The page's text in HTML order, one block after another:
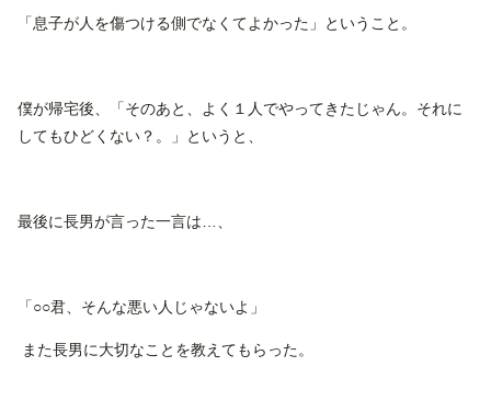
「息子が人を傷つける側でなくてよかった」ということ。
僕が帰宅後、「そのあと、よく１人でやってきたじゃん。それに
してもひどくない？。」というと、
最後に長男が言った一言は…、
「○○君、そんな悪い人じゃないよ」
また長男に大切なことを教えてもらった。